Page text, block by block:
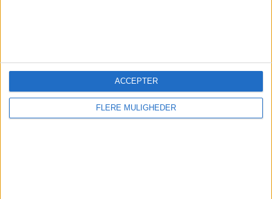
FLERE MULIGHEDER
ACCEPTER